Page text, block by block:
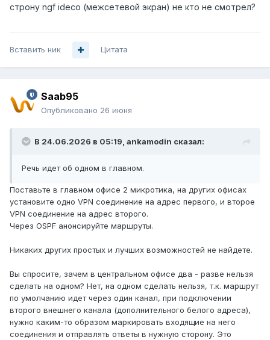
строну ngf ideco (межсетевой экран) не кто не смотрел?
Вставить ник Цитата
Saab95
Опубликовано 26 июня
В 24.06.2026 в 05:19, ankamodin сказал:
Речь идет об одном в главном.
Поставьте в главном офисе 2 микротика, на других офисах
установите одно VPN соединение на адрес первого, и второе
VPN соединение на адрес второго.
Через OSPF анонсируйте маршруты.
Никаких других простых и лучших возможностей не найдете.
Вы спросите, зачем в центральном офисе два - разве нельзя
сделать на одном? Нет, на одном сделать нельзя, т.к. маршрут
по умолчанию идет через один канал, при подключении
второго внешнего канала (дополнительного белого адреса),
нужно каким-то образом маркировать входящие на него
соединения и отправлять ответы в нужную сторону. Это